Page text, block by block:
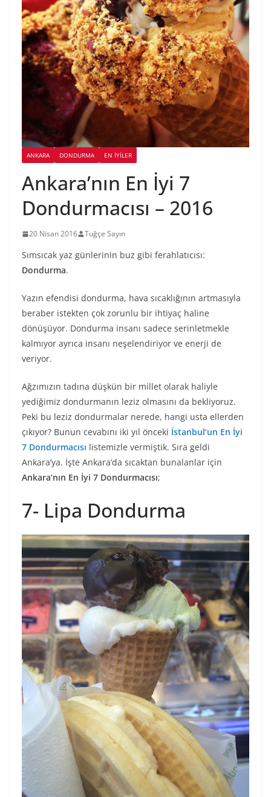
ANKARA DONDURMA EN İYILER
Ankara’nın En İyi 7
Dondurmacısı – 2016
20 Nisan 2016 Tuğçe Sayın
Sımsıcak yaz günlerinin buz gibi ferahlatıcısı:
Dondurma.
Yazın efendisi dondurma, hava sıcaklığının artmasıyla
beraber istekten çok zorunlu bir ihtiyaç haline
dönüşüyor. Dondurma insanı sadece serinletmekle
kalmıyor ayrıca insanı neşelendiriyor ve enerji de
veriyor.
Ağzımızın tadına düşkün bir millet olarak haliyle
yediğimiz dondurmanın leziz olmasını da bekliyoruz.
Peki bu leziz dondurmalar nerede, hangi usta ellerden
çıkıyor? Bunun cevabını iki yıl önceki İstanbul’un En İyi
7 Dondurmacısı listemizle vermiştik. Sıra geldi
Ankara’ya. İşte Ankara’da sıcaktan bunalanlar için
Ankara’nın En İyi 7 Dondurmacısı;
7- Lipa Dondurma